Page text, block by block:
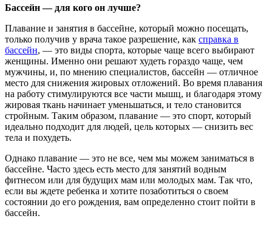
Бассейн — для кого он лучше?
Плавание и занятия в бассейне, который можно посещать,
только получив у врача такое разрешение, как справка в
бассейн, — это виды спорта, которые чаще всего выбирают
женщины. Именно они решают худеть гораздо чаще, чем
мужчины, и, по мнению специалистов, бассейн — отличное
место для снижения жировых отложений. Во время плавания
на работу стимулируются все части мышц, и благодаря этому
жировая ткань начинает уменьшаться, и тело становится
стройным. Таким образом, плавание — это спорт, который
идеально подходит для людей, цель которых — снизить вес
тела и похудеть.
Однако плавание — это не все, чем мы можем заниматься в
бассейне. Часто здесь есть место для занятий водным
фитнесом или для будущих мам или молодых мам. Так что,
если вы ждете ребенка и хотите позаботиться о своем
состоянии до его рождения, вам определенно стоит пойти в
бассейн.